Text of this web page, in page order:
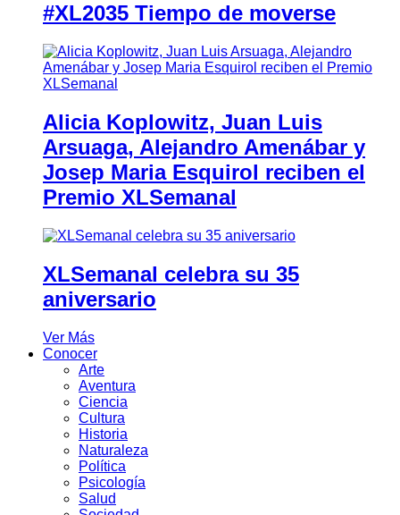
#XL2035 Tiempo de moverse
Alicia Koplowitz, Juan Luis
Arsuaga, Alejandro Amenábar y
Josep Maria Esquirol reciben el
Premio XLSemanal
XLSemanal celebra su 35
aniversario
Ver Más
Conocer
Arte
Aventura
Ciencia
Cultura
Historia
Naturaleza
Política
Psicología
Salud